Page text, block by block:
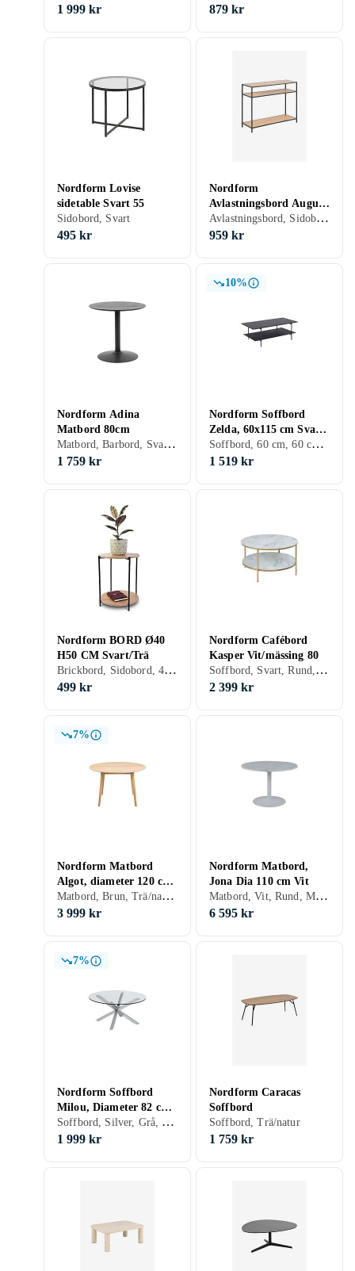
1 999 kr
879 kr
Nordform Lovise
sidetable Svart 55
Sidobord, Svart
495 kr
Nordform
Avlastningsbord August
Vildek Svart 100
Avlastningsbord, Sidobord, Svart, Brun, Ek, Trä/natur, Trä
959 kr
Nordform Adina
Matbord 80cm
Matbord, Barbord, Svart, Vit, Rund, MDF
1 759 kr
10%
Nordform Soffbord
Zelda, 60x115 cm Svart
ask 60
Soffbord, 60 cm, 60 cm, Svart, Ask, Trä
1 519 kr
Nordform BORD Ø40
H50 CM Svart/Trä
Brickbord, Sidobord, 40 cm, 40 cm, Svart, Brun, Rund, Trä
499 kr
Nordform Cafébord
Kasper Vit/mässing 80
Soffbord, Svart, Rund, Marmor, Mässing, Glas, Sten
2 399 kr
7%
Nordform Matbord
Algot, diameter 120 cm
Ek faner 75
Matbord, Brun, Trä/natur, Rund, Trä
3 999 kr
Nordform Matbord,
Jona Dia 110 cm Vit
Matbord, Vit, Rund, Marmor, Sten
6 595 kr
7%
Nordform Soffbord
Milou, Diameter 82 cm
Krom klarglas
Soffbord, Silver, Grå, Rostfritt stål, Rund, Stål/Järn, Plast/Polyester, Glas
1 999 kr
Nordform Caracas
Soffbord
Soffbord, Trä/natur
1 759 kr